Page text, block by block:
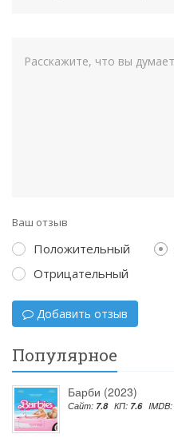
Ваш отзыв
Положительный
Отрицательный
Добавить отзыв
Популярное
Барби (2023)
Сайт: 7.8 КП: 7.6 IMDB: